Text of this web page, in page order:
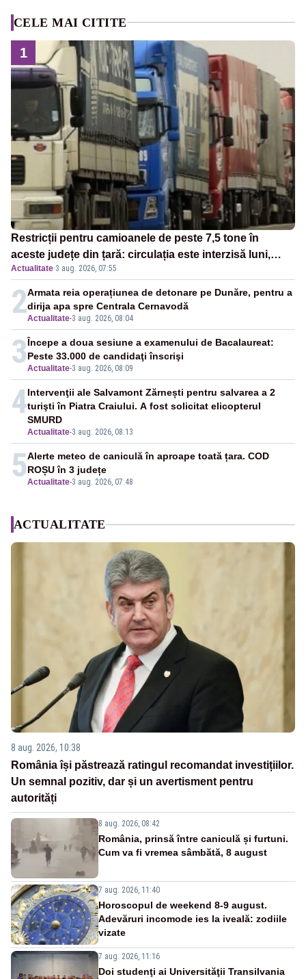
CELE MAI CITITE
1
Restricții pentru camioanele de peste 7,5 tone în
aceste județe din țară: circulația este interzisă luni,
între orele 12:00 și 20:00
Actualitate·3 aug. 2026, 07:55
2Actualitate-3 aug. 2026, 08:04
Armata reia operațiunea de detonare pe Dunăre, pentru a
dirija apa spre Centrala Cernavodă
3Actualitate-3 aug. 2026, 08:09
Începe a doua sesiune a examenului de Bacalaureat:
Peste 33.000 de candidaţi înscrişi
4
Actualitate-3 aug. 2026, 08:13
Intervenţii ale Salvamont Zărnești pentru salvarea a 2
turişti în Piatra Craiului. A fost solicitat elicopterul
SMURD
5Actualitate-3 aug. 2026, 07:48
Alerte meteo de caniculă în aproape toată țara. COD
ROȘU în 3 județe
ACTUALITATE
8 aug. 2026, 10:38
România își păstrează ratingul recomandat investițiilor.
Un semnal pozitiv, dar și un avertisment pentru
autorități
8 aug. 2026, 08:42
România, prinsă între caniculă și furtuni.
Cum va fi vremea sâmbătă, 8 august
7 aug. 2026, 11:40
Horoscopul de weekend 8-9 august.
Adevăruri incomode ies la iveală: zodiile
vizate
7 aug. 2026, 11:16
Doi studenţi ai Universităţii Transilvania